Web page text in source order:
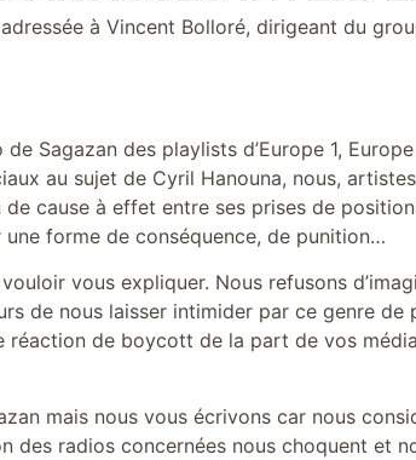
à Vincent Bolloré, dirigeant du
Sagazan des playlists d’Europe 1,
au sujet de Cyril Hanouna, nous,
cause à effet entre ses prises de
une forme de conséquence, de punition…
vous expliquer. Nous refusons
de nous laisser intimider par ce genre de
réaction de boycott de la part de vos
mais nous vous écrivons car nous
des radios concernées nous choquent et